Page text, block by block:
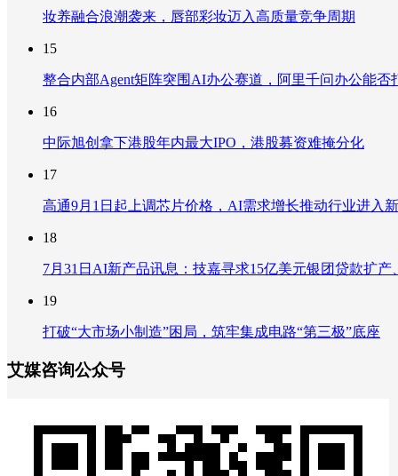
妆养融合浪潮袭来，唇部彩妆迈入高质量竞争周期
15
整合内部Agent矩阵突围AI办公赛道，阿里千问办公能否
16
中际旭创拿下港股年内最大IPO，港股募资难掩分化
17
高通9月1日起上调芯片价格，AI需求增长推动行业进入
18
7月31日AI新产品讯息：技嘉寻求15亿美元银团贷款扩
19
打破“大市场小制造”困局，筑牢集成电路“第三极”底座
艾媒咨询公众号